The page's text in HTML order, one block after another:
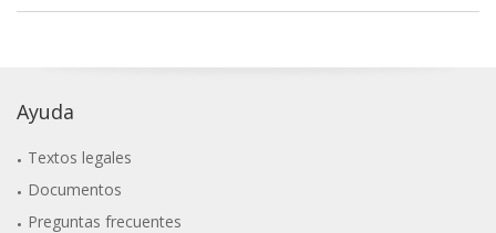
Ayuda
Textos legales
Documentos
Preguntas frecuentes